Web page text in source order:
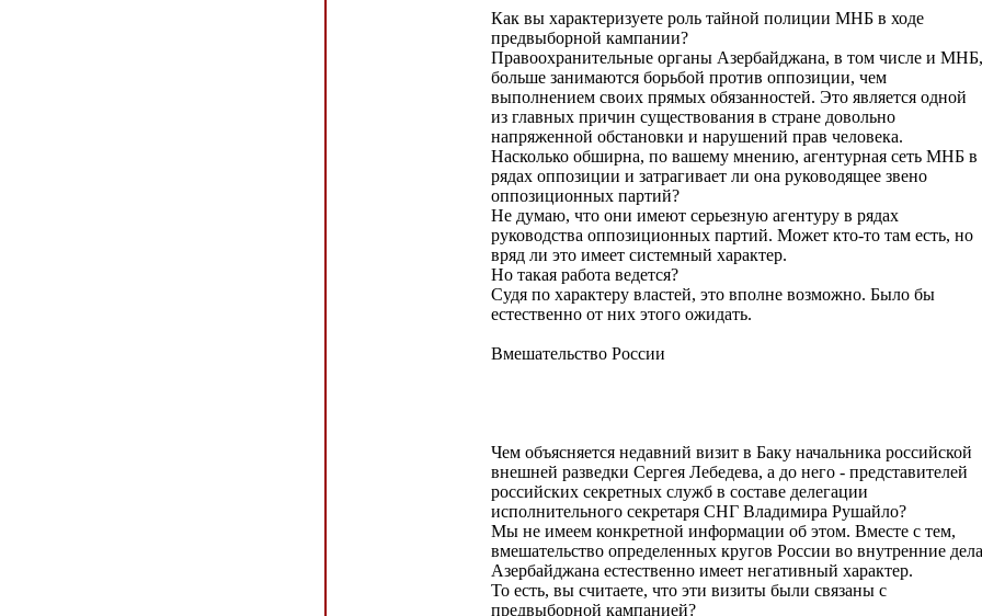
Как вы характеризуете роль тайной полиции МНБ в ходе
предвыборной кампании?
Правоохранительные органы Азербайджана, в том числе и МНБ,
больше занимаются борьбой против оппозиции, чем
выполнением своих прямых обязанностей. Это является одной
из главных причин существования в стране довольно
напряженной обстановки и нарушений прав человека.
Насколько обширна, по вашему мнению, агентурная сеть МНБ в
рядах оппозиции и затрагивает ли она руководящее звено
оппозиционных партий?
Не думаю, что они имеют серьезную агентуру в рядах
руководства оппозиционных партий. Может кто-то там есть, но
вряд ли это имеет системный характер.
Но такая работа ведется?
Судя по характеру властей, это вполне возможно. Было бы
естественно от них этого ожидать.
Вмешательство России
Чем объясняется недавний визит в Баку начальника российской
внешней разведки Сергея Лебедева, а до него - представителей
российских секретных служб в составе делегации
исполнительного секретаря СНГ Владимира Рушайло?
Мы не имеем конкретной информации об этом. Вместе с тем,
вмешательство определенных кругов России во внутренние дела
Азербайджана естественно имеет негативный характер.
То есть, вы считаете, что эти визиты были связаны с
предвыборной кампанией?